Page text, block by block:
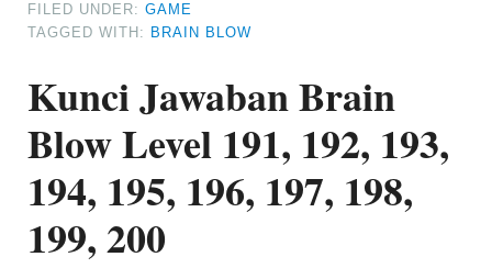
FILED UNDER:GAME
TAGGED WITH: BRAIN BLOW
Kunci Jawaban Brain
Blow Level 191, 192, 193,
194, 195, 196, 197, 198,
199, 200